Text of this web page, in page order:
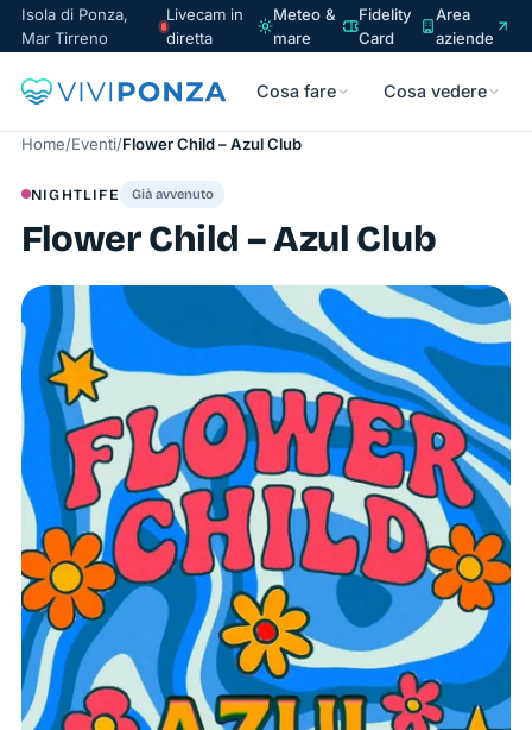
Isola di Ponza,
Mar Tirreno
Livecam in
diretta
Meteo &
mare
Fidelity
Card
Area
aziende
Cosa fare Cosa vedere
Home/Eventi/Flower Child – Azul Club
NIGHTLIFE Già avvenuto
Flower Child – Azul Club